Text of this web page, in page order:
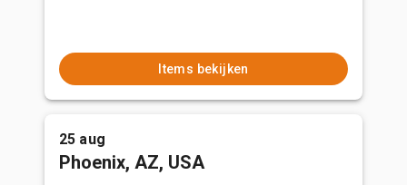
Items bekijken
25 aug
Phoenix, AZ, USA